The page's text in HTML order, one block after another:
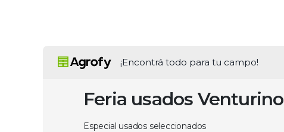
¡Encontrá todo para tu campo!
Feria usados Venturino
Especial usados seleccionados